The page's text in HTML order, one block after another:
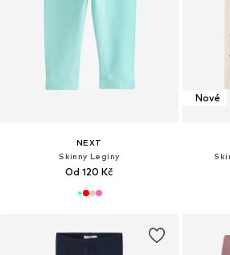
NEXT
Skinny Legíny
Od 120 Kč
Nové